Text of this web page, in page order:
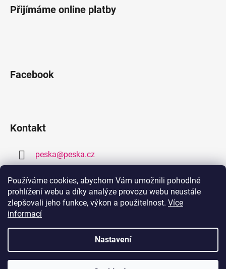
Používáme cookies, abychom Vám umožnili pohodlné
prohlížení webu a díky analýze provozu webu neustále
zlepšovali jeho funkce, výkon a použitelnost. Více
informací
Nastavení
Přijímáme online platby
Facebook
Kontakt
peska@peska.cz
377 259 632
778 459 632